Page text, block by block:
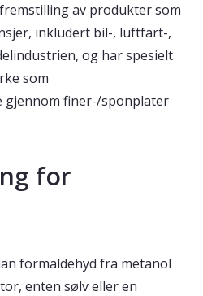
av produkter som
inkludert bil-, luftfart-,
og har spesielt
som
gjennom finer-/sponplater
for
formaldehyd fra metanol
enten sølv eller en